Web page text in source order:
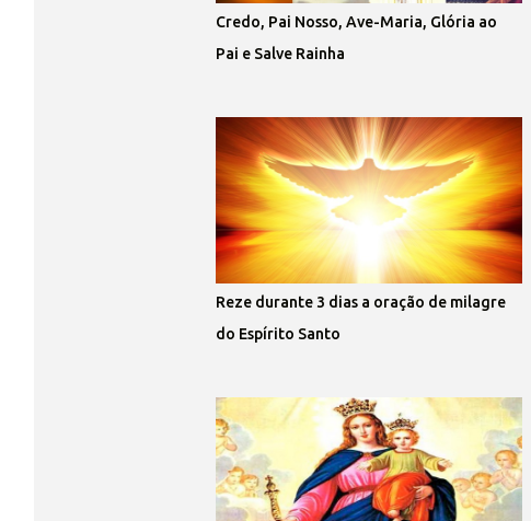
Credo, Pai Nosso, Ave-Maria, Glória ao
Pai e Salve Rainha
Reze durante 3 dias a oração de milagre
do Espírito Santo